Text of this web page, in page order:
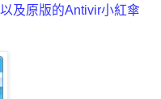
及原版的Antivir小紅傘